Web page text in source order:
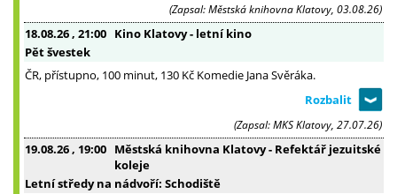
(Zapsal: Městská knihovna Klatovy, 03.08.26)
18.08.26 , 21:00 Kino Klatovy - letní kino
Pět švestek
ČR, přístupno, 100 minut, 130 Kč Komedie Jana Svěráka.
(Zapsal: MKS Klatovy, 27.07.26)
19.08.26 , 19:00 Městská knihovna Klatovy - Refektář jezuitské
koleje
Letní středy na nádvoří: Schodiště